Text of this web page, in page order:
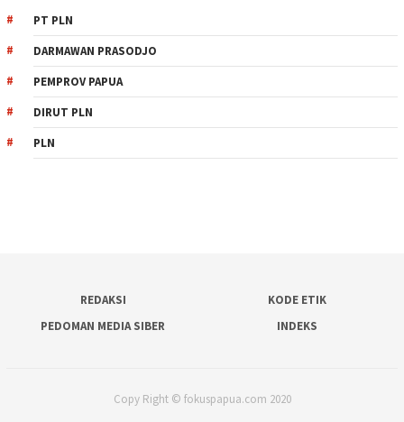
PT PLN
DARMAWAN PRASODJO
PEMPROV PAPUA
DIRUT PLN
PLN
REDAKSI
KODE ETIK
PEDOMAN MEDIA SIBER
INDEKS
Copy Right © fokuspapua.com 2020